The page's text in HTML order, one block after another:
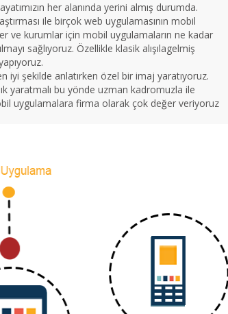
her alanında yerini almış durumda.
ile birçok web uygulamasının mobil
ve kurumlar için mobil uygulamaların ne kadar
sağlıyoruz. Özellikle klasik alışılagelmiş
iyi şekilde anlatırken özel bir imaj yaratıyoruz.
yaratmalı bu yönde uzman kadromuzla ile
uygulamalara firma olarak çok değer veriyoruz